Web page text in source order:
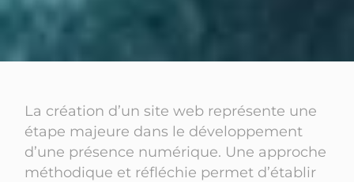
La création d’un site web représente une
étape majeure dans le développement
d’une présence numérique. Une approche
méthodique et réfléchie permet d’établir